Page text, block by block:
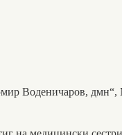
Воденичаров,